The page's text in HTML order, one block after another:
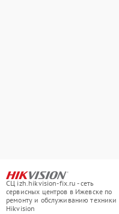
СЦ izh.hikvision-fix.ru - сеть
сервисных центров в Ижевске по
ремонту и обслуживанию техники
Hikvision